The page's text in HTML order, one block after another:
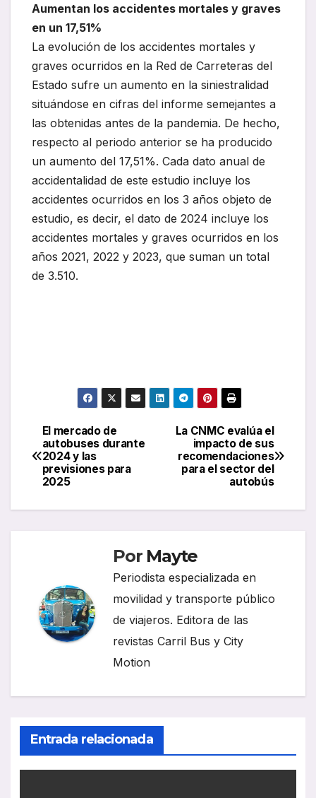
Aumentan los accidentes mortales y graves
en un 17,51%
La evolución de los accidentes mortales y
graves ocurridos en la Red de Carreteras del
Estado sufre un aumento en la siniestralidad
situándose en cifras del informe semejantes a
las obtenidas antes de la pandemia. De hecho,
respecto al periodo anterior se ha producido
un aumento del 17,51%. Cada dato anual de
accidentalidad de este estudio incluye los
accidentes ocurridos en los 3 años objeto de
estudio, es decir, el dato de 2024 incluye los
accidentes mortales y graves ocurridos en los
años 2021, 2022 y 2023, que suman un total
de 3.510.
Navegación
de
La CNMC evalúa el
impacto de sus
recomendaciones
para el sector del
autobús
El mercado de
autobuses durante
2024 y las
previsiones para
2025
Por Mayte
Periodista especializada en
movilidad y transporte público
de viajeros. Editora de las
revistas Carril Bus y City
Motion
Entrada relacionada